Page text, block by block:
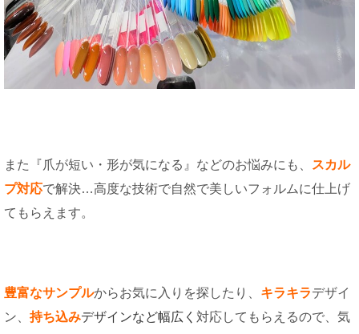
また『爪が短い・形が気になる』などのお悩みにも、
スカル
プ対応で解決…高度な技術で自然で美しいフォルムに仕上げ
てもらえます。
豊富なサンプルからお気に入りを探したり、 キラキラデザイ
ン、 持ち込みデザインなど幅広く 対応してもらえるので、気